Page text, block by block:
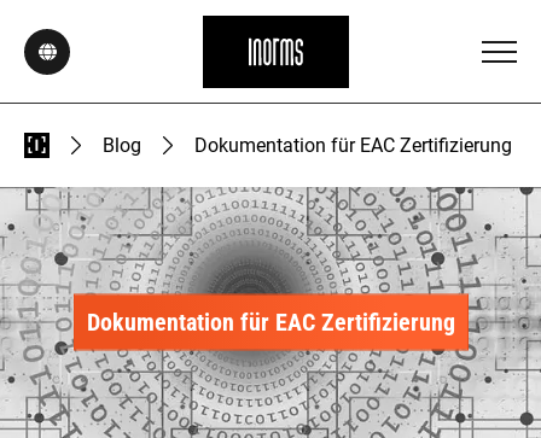
Blog Dokumentation für EAC Zertifizierung
Dokumentation für EAC Zertifizierung